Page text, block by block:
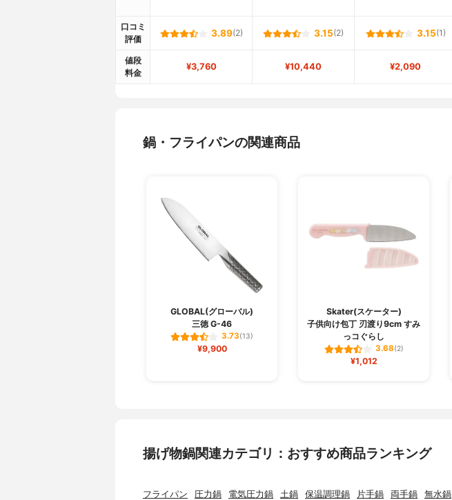
口コミ
評価
3.89(2) 3.15(2) 3.15(1)
値段
料金
¥3,760 ¥10,440 ¥2,090
鍋・フライパンの関連商品
GLOBAL(グローバル)
三徳 G-46
3.73(13)
¥9,900
Skater(スケーター)
子供向け包丁 刃渡り9cm すみ
っコぐらし
3.68(2)
¥1,012
揚げ物鍋関連カテゴリ：おすすめ商品ランキング
フライパン 圧力鍋 電気圧力鍋 土鍋 保温調理鍋 片手鍋 両手鍋 無水鍋